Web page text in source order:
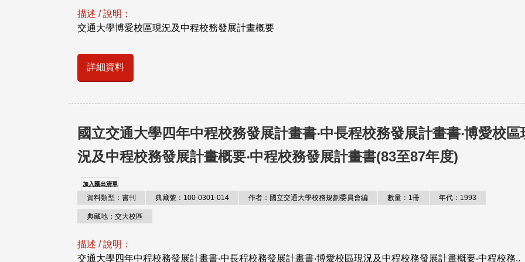
描述 / 說明：
交通大學博愛校區現況及中程校務發展計畫概要
詳細資料
國立交通大學四年中程校務發展計畫書‧中長程校務發展計畫書‧博愛校區
況及中程校務發展計畫概要‧中程校務發展計畫書(83至87年度)
加入匯出清單
資料類型：書刊 典藏號：100-0301-014 作者：國立交通大學校務規劃委員會編 數量：1冊 年代：1993
典藏地：交大校區
描述 / 說明：
交通大學四年中程校務發展計畫書‧中長程校務發展計畫書‧博愛校區現況及中程校務發展計畫概要‧中程校務..